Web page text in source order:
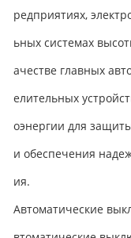
редприятиях,
ьных системах
ачестве главных
елительных
оэнергии для
и обеспечения
ия.​
Автоматические